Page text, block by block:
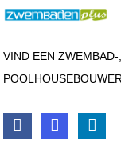
VIND EEN